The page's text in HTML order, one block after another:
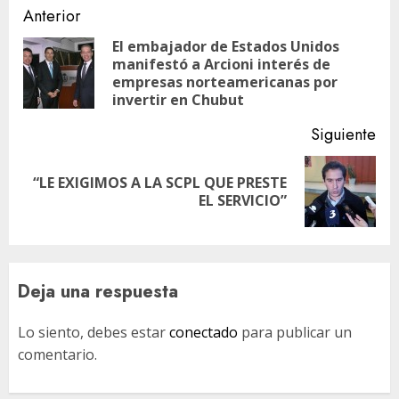
Navegación
de
entradas
Anterior
El embajador de Estados Unidos
manifestó a Arcioni interés de
empresas norteamericanas por
invertir en Chubut
Siguiente
Siguiente
“LE EXIGIMOS A LA SCPL QUE PRESTE
EL SERVICIO”
Deja una respuesta
Lo siento, debes estarconectado para publicar un
comentario.